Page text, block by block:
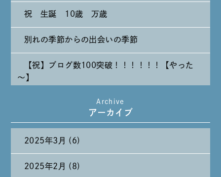
祝 生誕 10歳 万歳
別れの季節からの出会いの季節
【祝】ブログ数100突破！！！！！！【やった
～】
たまには純喫茶なんて～～～
Archive
アーカイブ
2025年3月 (6)
2025年2月 (8)